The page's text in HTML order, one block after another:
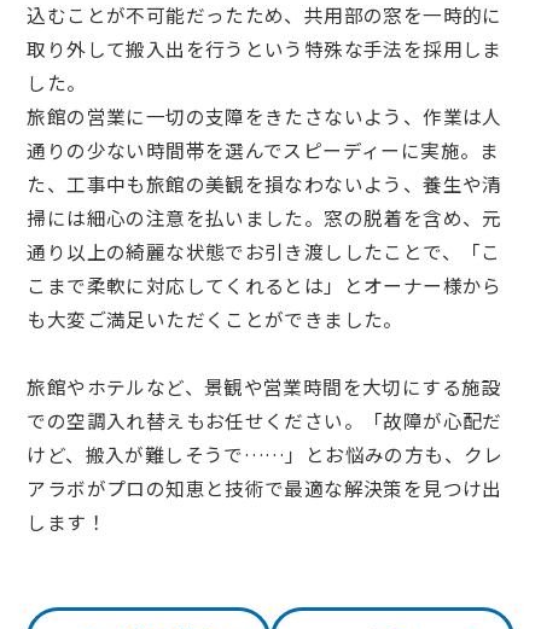
込むことが不可能だったため、共用部の窓を一時的に
取り外して搬入出を行うという特殊な手法を採用しま
した。
旅館の営業に一切の支障をきたさないよう、作業は人
通りの少ない時間帯を選んでスピーディーに実施。ま
た、工事中も旅館の美観を損なわないよう、養生や清
掃には細心の注意を払いました。窓の脱着を含め、元
通り以上の綺麗な状態でお引き渡ししたことで、「こ
こまで柔軟に対応してくれるとは」とオーナー様から
も大変ご満足いただくことができました。
旅館やホテルなど、景観や営業時間を大切にする施設
での空調入れ替えもお任せください。「故障が心配だ
けど、搬入が難しそうで……」とお悩みの方も、クレ
アラボがプロの知恵と技術で最適な解決策を見つけ出
します！